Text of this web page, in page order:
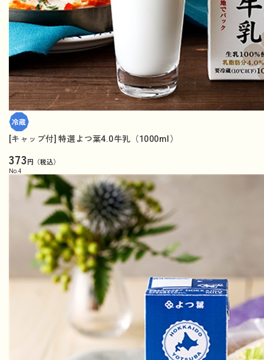
[キャップ付] 特選よつ葉4.0牛乳（1000ml）
373円（税込）
No. 4